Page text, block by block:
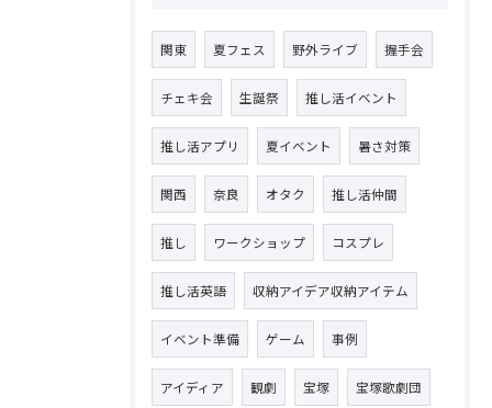
関東 夏フェス 野外ライブ 握手会
チェキ会 生誕祭 推し活イベント
推し活アプリ 夏イベント 暑さ対策
関西 奈良 オタク 推し活仲間
推し ワークショップ コスプレ
推し活英語 収納アイデア収納アイテム
イベント準備 ゲーム 事例
アイディア 観劇 宝塚 宝塚歌劇団